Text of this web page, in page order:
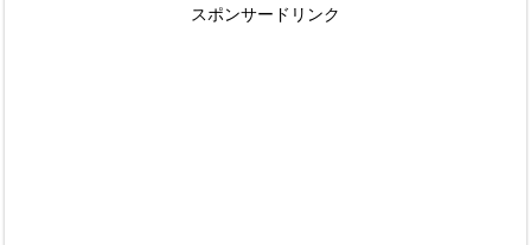
スポンサードリンク